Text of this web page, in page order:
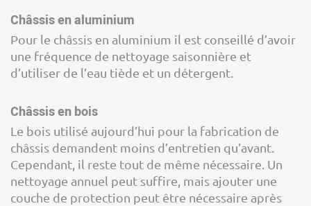
Châssis en aluminium
Pour le châssis en aluminium il est conseillé d’avoir
une fréquence de nettoyage saisonnière et
d’utiliser de l’eau tiède et un détergent.
Châssis en bois
Le bois utilisé aujourd’hui pour la fabrication de
châssis demandent moins d’entretien qu’avant.
Cependant, il reste tout de même nécessaire. Un
nettoyage annuel peut suffire, mais ajouter une
couche de protection peut être nécessaire après